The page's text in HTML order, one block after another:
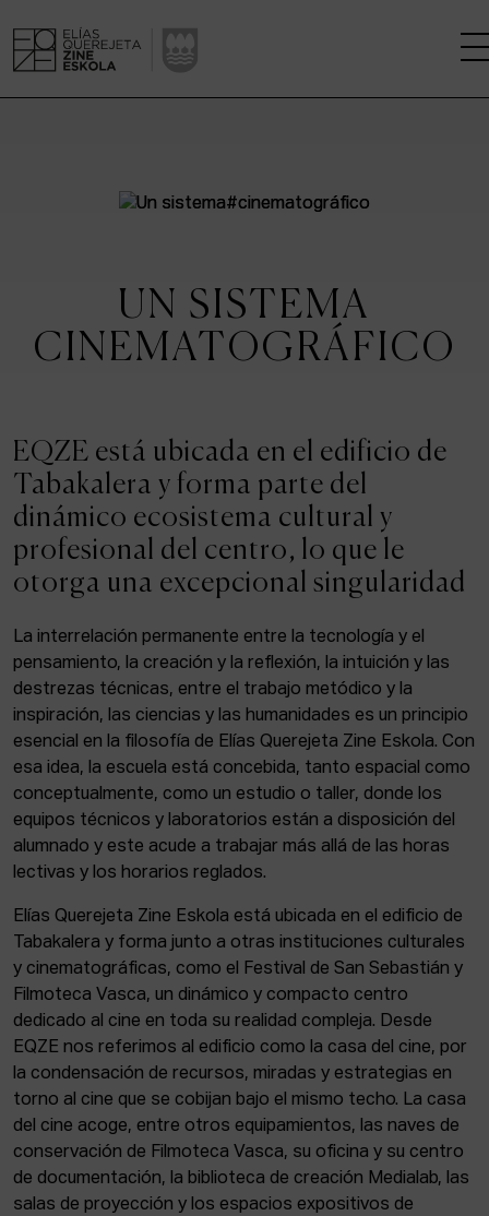
CENTRO DE INVESTIGACIÓN
KINOFABRIKA
LA CASA DEL CINE
ACTUALIDAD
Admisión
Intranet
Facebook Equis Instagram
© Elías Querejeta Zine Eskola 2026
Tabakalera · Andre zigarrogileak plaza, 1
20012 Donostia / San Sebastián
T. 0034 943 545 005
E. info@zine-eskola.eus
UN SISTEMA
CINEMATOGRÁFICO
EQZE está ubicada en el edificio de
Tabakalera y forma parte del
dinámico ecosistema cultural y
profesional del centro, lo que le
otorga una excepcional singularidad
La interrelación permanente entre la tecnología y el
pensamiento, la creación y la reflexión, la intuición y las
destrezas técnicas, entre el trabajo metódico y la
inspiración, las ciencias y las humanidades es un principio
esencial en la filosofía de Elías Querejeta Zine Eskola. Con
esa idea, la escuela está concebida, tanto espacial como
conceptualmente, como un estudio o taller, donde los
equipos técnicos y laboratorios están a disposición del
alumnado y este acude a trabajar más allá de las horas
lectivas y los horarios reglados.
Elías Querejeta Zine Eskola está ubicada en el edificio de
Tabakalera y forma junto a otras instituciones culturales
y cinematográficas, como el Festival de San Sebastián y
Filmoteca Vasca, un dinámico y compacto centro
dedicado al cine en toda su realidad compleja. Desde
EQZE nos referimos al edificio como la casa del cine, por
la condensación de recursos, miradas y estrategias en
torno al cine que se cobijan bajo el mismo techo. La casa
del cine acoge, entre otros equipamientos, las naves de
conservación de Filmoteca Vasca, su oficina y su centro
de documentación, la biblioteca de creación Medialab, las
salas de proyección y los espacios expositivos de